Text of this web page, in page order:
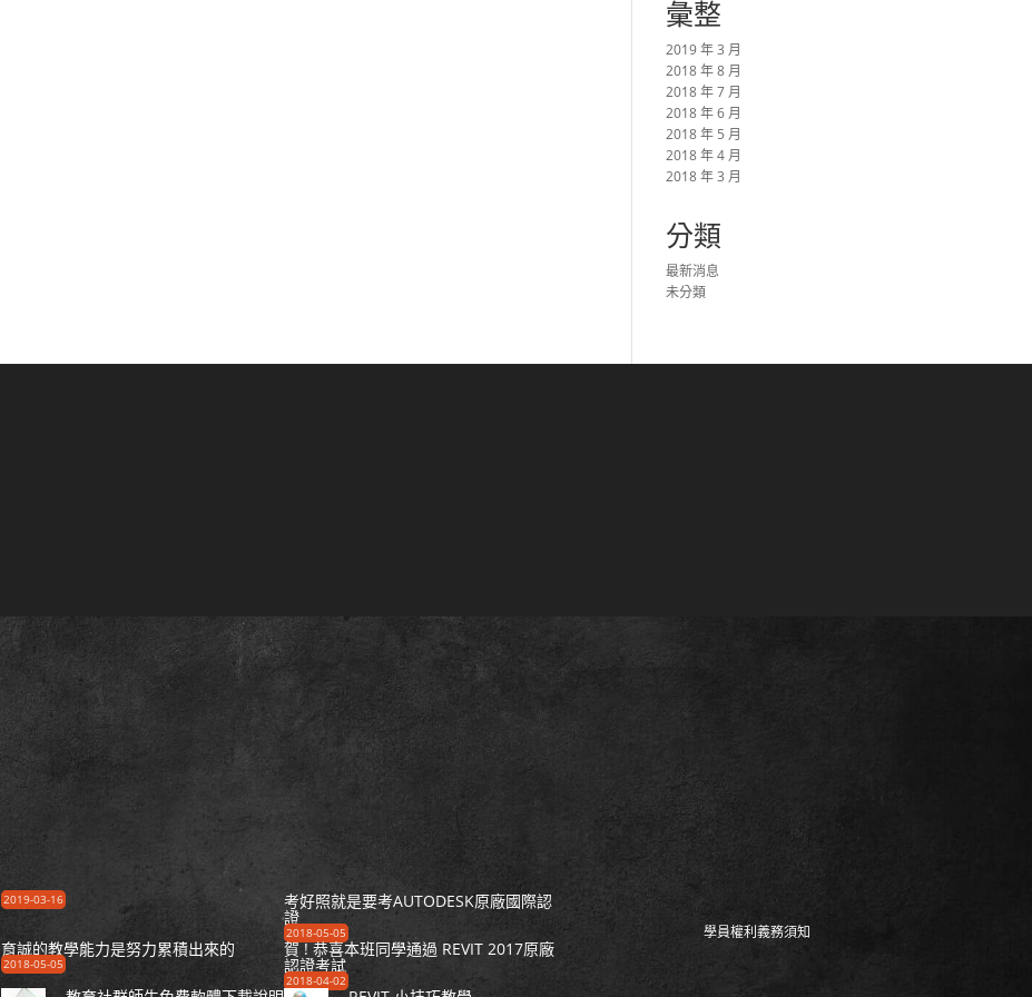
彙整
2019 年 3 月
2018 年 8 月
2018 年 7 月
2018 年 6 月
2018 年 5 月
2018 年 4 月
2018 年 3 月
分類
最新消息
未分類
2019-03-16 考好照就是要考AUTODESK原廠國際認
證
2018-05-05
育誠的教學能力是努力累積出來的
2018-05-05
賀 ! 恭喜本班同學通過 REVIT 2017原廠
認證考試
2018-04-02
學員權利義務須知